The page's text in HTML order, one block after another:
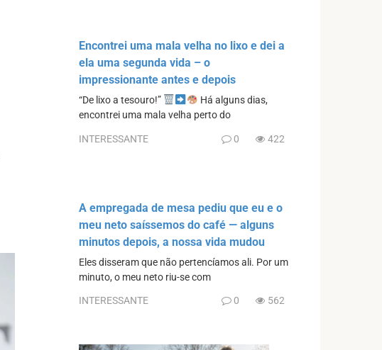
Encontrei uma mala velha no lixo e dei a
ela uma segunda vida – o
impressionante antes e depois
“De lixo a tesouro!”
Há alguns dias,
encontrei uma mala velha perto do
INTERESSANTE 0 422
A empregada de mesa pediu que eu e o
meu neto saíssemos do café — alguns
minutos depois, a nossa vida mudou
Eles disseram que não pertencíamos ali. Por um
minuto, o meu neto riu-se com
INTERESSANTE 0 562